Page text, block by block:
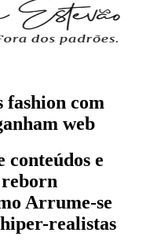
fashion com
web
e
reborn
Arrume-se
realistas